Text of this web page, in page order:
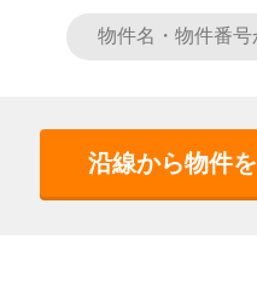
沿線から物件